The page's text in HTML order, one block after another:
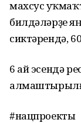
махсус
билдәләрҙе
сиктәрендә,
6 ай эсендә
#нацпроекты